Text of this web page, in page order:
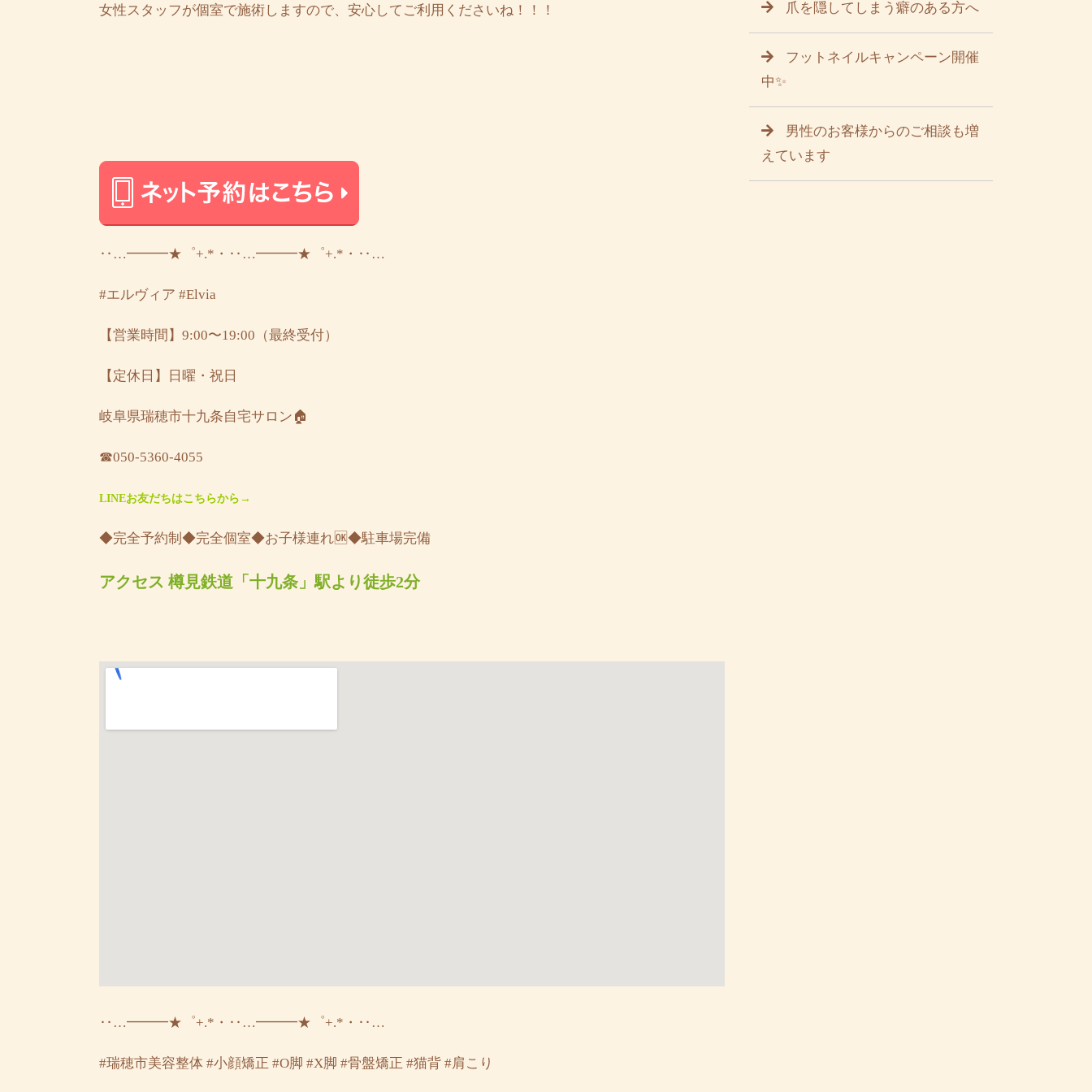
女性スタッフが個室で施術しますので、安心してご利用くださいね！！！
‥…━━━★゜+.*・‥…━━━★゜+.*・‥…
#エルヴィア #Elvia
【営業時間】9:00〜19:00（最終受付）
【定休日】日曜・祝日
岐阜県瑞穂市十九条自宅サロン🏠
☎︎050-5360-4055
LINEお友だちはこちらから→
◆完全予約制◆完全個室◆お子様連れ🆗◆駐車場完備
アクセス 樽見鉄道「十九条」駅より徒歩2分
‥…━━━★゜+.*・‥…━━━★゜+.*・‥…
#瑞穂市美容整体 #小顔矯正 #O脚 #X脚 #骨盤矯正 #猫背 #肩こり
爪を隠してしまう癖のある方へ
フットネイルキャンペーン開催
中✨
男性のお客様からのご相談も増
えています